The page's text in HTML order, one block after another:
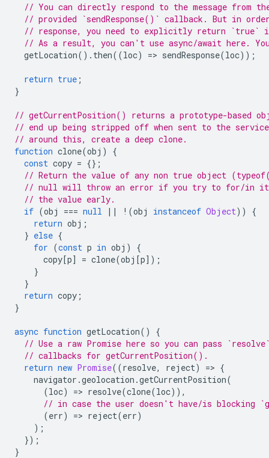
// You can directly respond to the message from
// provided `sendResponse()` callback. But in
// response, you need to explicitly return `true` in
// As a result, you can't use async/await here.
getLocation(). then((loc) => sendResponse(loc));
return true ;
}
// getCurrentPosition() returns a prototype-based
// end up being stripped off when sent to the
// around this, create a deep clone.
function clone(obj )
{
const copy = {};
// Return the value of any non true object
// null will throw an error if you try to for/in
// the value early.
if (obj === null || ! (obj instanceof Object))
{
return obj ;
} else {
for (const p in obj )
{
copy[p] = clone(obj [p]);
}
}
return copy ;
}
async function getLocation()
{
// Use a raw Promise here so you can pass
// callbacks for getCurrentPosition().
return new Promise((resolve, reject) => {
navigator .geolocation .getCurrentPosition(
(loc) => resolve(clone(loc)),
// in case the user doesn't have/is blocking
(err) => reject(err)
);
});
}